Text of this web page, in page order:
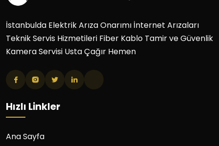
İstanbulda Elektrik Arıza Onarımı İnternet Arızaları
Teknik Servis Hizmetileri Fiber Kablo Tamir ve Güvenlik
Kamera Servisi Usta Çağır Hemen
Hızlı Linkler
Ana Sayfa